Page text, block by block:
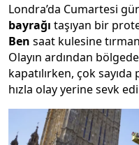
Londra’da Cumartesi
bayrağı taşıyan bir
Ben saat kulesine
Olayın ardından
kapatılırken, çok
hızla olay yerine sevk